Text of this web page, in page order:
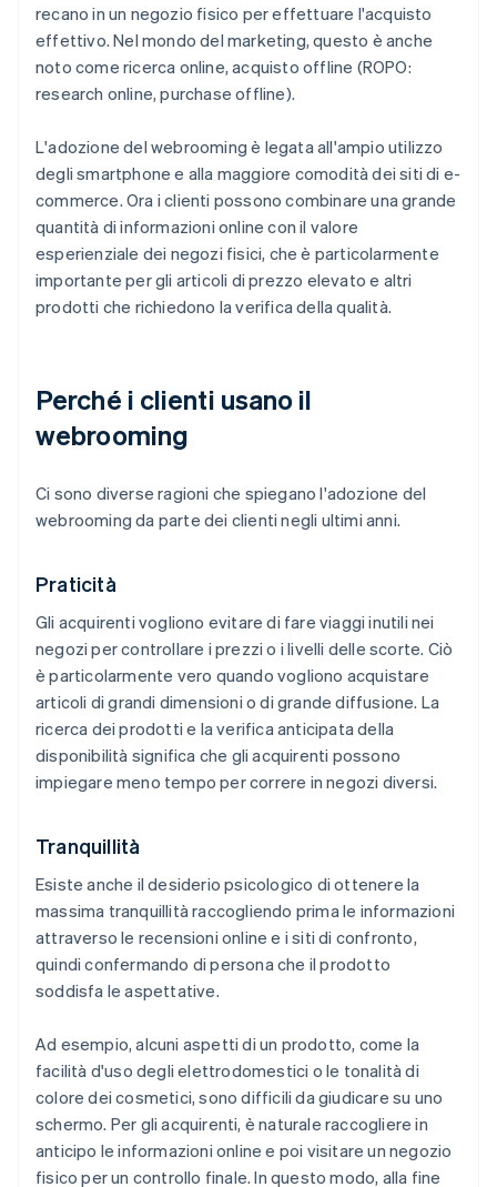
recano in un negozio fisico per effettuare l'acquisto
effettivo. Nel mondo del marketing, questo è anche
noto come ricerca online, acquisto offline (ROPO:
research online, purchase offline).
L'adozione del webrooming è legata all'ampio utilizzo
degli smartphone e alla maggiore comodità dei siti di e-
commerce. Ora i clienti possono combinare una grande
quantità di informazioni online con il valore
esperienziale dei negozi fisici, che è particolarmente
importante per gli articoli di prezzo elevato e altri
prodotti che richiedono la verifica della qualità.
Perché i clienti usano il
webrooming
Ci sono diverse ragioni che spiegano l'adozione del
webrooming da parte dei clienti negli ultimi anni.
Praticità
Gli acquirenti vogliono evitare di fare viaggi inutili nei
negozi per controllare i prezzi o i livelli delle scorte. Ciò
è particolarmente vero quando vogliono acquistare
articoli di grandi dimensioni o di grande diffusione. La
ricerca dei prodotti e la verifica anticipata della
disponibilità significa che gli acquirenti possono
impiegare meno tempo per correre in negozi diversi.
Tranquillità
Esiste anche il desiderio psicologico di ottenere la
massima tranquillità raccogliendo prima le informazioni
attraverso le recensioni online e i siti di confronto,
quindi confermando di persona che il prodotto
soddisfa le aspettative.
Ad esempio, alcuni aspetti di un prodotto, come la
facilità d'uso degli elettrodomestici o le tonalità di
colore dei cosmetici, sono difficili da giudicare su uno
schermo. Per gli acquirenti, è naturale raccogliere in
anticipo le informazioni online e poi visitare un negozio
fisico per un controllo finale. In questo modo, alla fine